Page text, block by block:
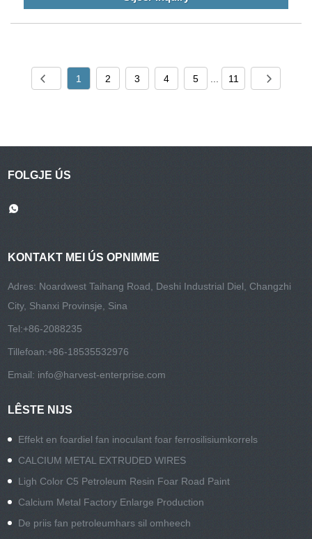
1 2 3 4 5 11
FOLGJE ÚS
KONTAKT MEI ÚS OPNIMME
Adres: Noardwest Taihang Road, Deshi Industrial Diel, Changzhi
City, Shanxi Provinsje, Sina
Tel:+86-2088235
Tillefoan:+86-18535532976
Email: info@harvest-enterprise.com
LÊSTE NIJS
Effekt en foardiel fan inoculant foar ferrosilisiumkorrels
CALCIUM METAL EXTRUDED WIRES
Ligh Color C5 Petroleum Resin Foar Road Paint
Calcium Metal Factory Enlarge Production
De priis fan petroleumhars sil omheech